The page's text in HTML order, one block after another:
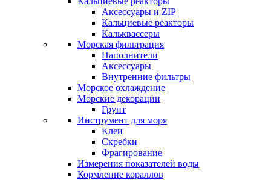
Аксессуары и ZIP
Кальциевые реакторы
Кальквассеры
Морская фильтрация
Наполнители
Аксессуары
Внутренние фильтры
Морское охлаждение
Морские декорации
Грунт
Инструмент для моря
Клеи
Скребки
Фрагирование
Измерения показателей воды
Кормление кораллов